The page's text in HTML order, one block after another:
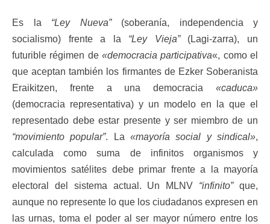
Es la “Ley Nueva”(soberanía, independencia y
socialismo) frente a la “Ley Vieja”(Lagi-zarra), un
futurible régimen de «democracia participativa«, como el
que aceptan también los firmantes de Ezker Soberanista
Eraikitzen, frente a una democracia «caduca»
(democracia representativa) y un modelo en la que el
representado debe estar presente y ser miembro de un
“movimiento popular”. La«mayoría social y sindical»,
calculada como suma de infinitos organismos y
movimientos satélites debe primar frente a la mayoría
electoral del sistema actual. Un MLNV “infinito”que,
aunque no represente lo que los ciudadanos expresen en
las urnas, toma el poder al ser mayor número entre los